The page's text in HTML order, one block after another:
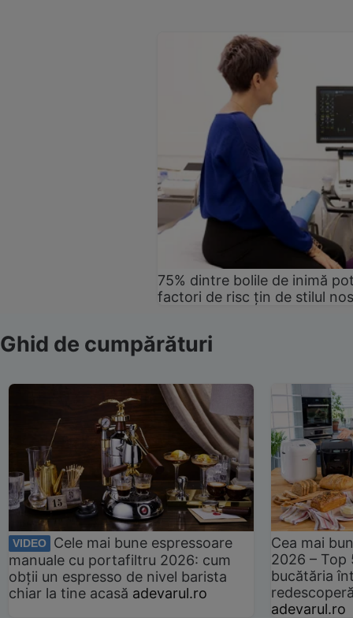
75% dintre bolile de inimă
factori de risc țin de stilul
Ghid de cumpărături
VIDEO
Cele mai bune espressoare
manuale cu portafiltru 2026: cum
obții un espresso de nivel barista
chiar la tine acasă adevarul.ro
Cea mai
2026 –
bucătăria
adevarul.ro